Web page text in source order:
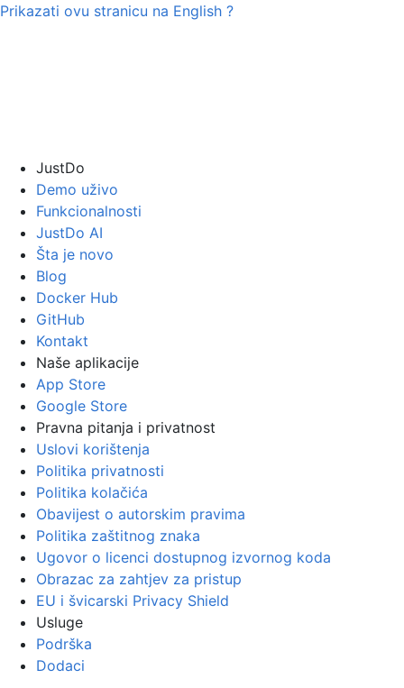
Prikazati ovu stranicu na English ?
JustDo
Demo uživo
Funkcionalnosti
JustDo AI
Šta je novo
Blog
Docker Hub
GitHub
Kontakt
Naše aplikacije
App Store
Google Store
Pravna pitanja i privatnost
Uslovi korištenja
Politika privatnosti
Politika kolačića
Obavijest o autorskim pravima
Politika zaštitnog znaka
Ugovor o licenci dostupnog izvornog koda
Obrazac za zahtjev za pristup
EU i švicarski Privacy Shield
Usluge
Podrška
Dodaci